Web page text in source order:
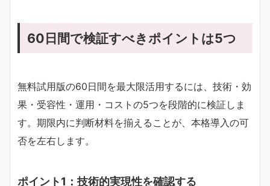
60日間で検証すべきポイントは5つ
無料試用版の60日間を最大限活用するには、技術・効
果・受容性・運用・コストの5つを段階的に検証しま
す。期限内に判断材料を揃えることが、本格導入の可
否を左右します。
ポイント1：技術的実現性を確認する